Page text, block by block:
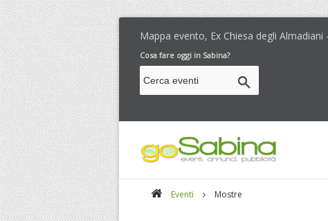
Mappa evento, Ex Chiesa degli Almadiani
Cosa fare oggi in Sabina?
Eventi Mostre